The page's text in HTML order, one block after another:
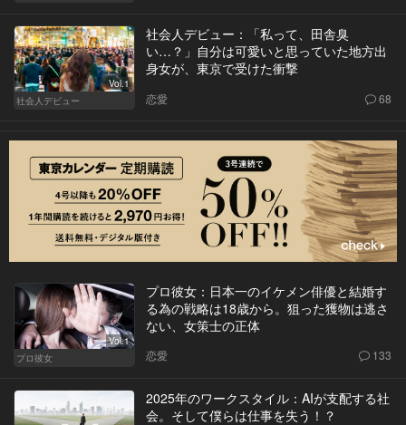
Vol.1
社会人デビュー
社会人デビュー：「私って、田舎臭
い…？」自分は可愛いと思っていた地方出
身女が、東京で受けた衝撃
恋愛 68
Vol.1
プロ彼女
プロ彼女：日本一のイケメン俳優と結婚す
る為の戦略は18歳から。狙った獲物は逃さ
ない、女策士の正体
恋愛 133
2025年のワークスタイル：AIが支配する社
会。そして僕らは仕事を失う！？